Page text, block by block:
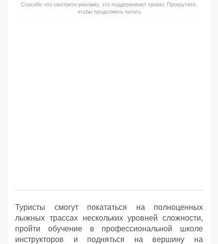
Спасибо что смотрите рекламу, это поддерживает проект. Прокрутите,
чтобы продолжить читать
Туристы смогут покататься на полноценных
лыжных трассах нескольких уровней сложности,
пройти обучение в профессиональной школе
инструкторов и подняться на вершину на